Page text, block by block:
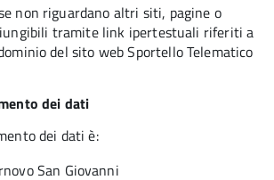
non riguardano altri siti, pagine o
tramite link ipertestuali riferiti a
del sito web Sportello Telematico
dei dati
dei dati è:
San Giovanni